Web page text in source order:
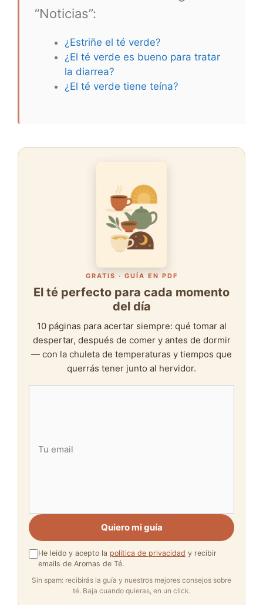
“Noticias”:
¿Estriñe el té verde?
¿El té verde es bueno para tratar
la diarrea?
¿El té verde tiene teína?
GRATIS · GUÍA EN PDF
El té perfecto para cada momento
del día
10 páginas para acertar siempre: qué tomar al
despertar, después de comer y antes de dormir
— con la chuleta de temperaturas y tiempos que
querrás tener junto al hervidor.
Quiero mi guía
He leído y acepto la política de privacidad y recibir
emails de Aromas de Té.
Sin spam: recibirás la guía y nuestros mejores consejos sobre
té. Baja cuando quieras, en un click.